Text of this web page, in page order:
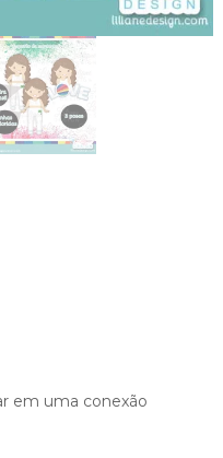
em uma conexão